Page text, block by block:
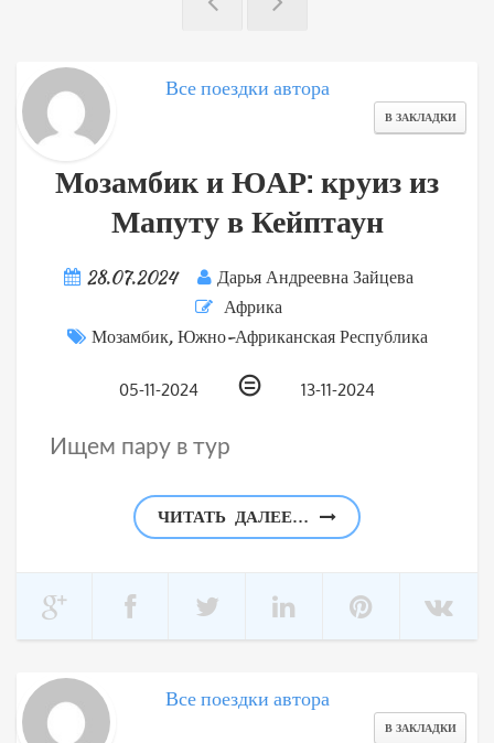
Все поездки автора
В ЗАКЛАДКИ
Мозамбик и ЮАР: круиз из
Мапуту в Кейптаун
28.07.2024
Дарья Андреевна Зайцева
Африка
Мозамбик,Южно-Африканская Республика
05-11-2024 ⊜ 13-11-2024
Ищем пару в тур
ЧИТАТЬ ДАЛЕЕ…
Все поездки автора
В ЗАКЛАДКИ